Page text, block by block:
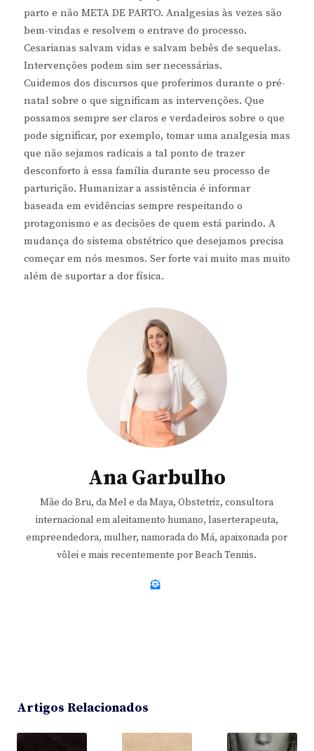
parto e não META DE PARTO. Analgesias às vezes são
bem-vindas e resolvem o entrave do processo.
Cesarianas salvam vidas e salvam bebês de sequelas.
Intervenções podem sim ser necessárias.
Cuidemos dos discursos que proferimos durante o pré-
natal sobre o que significam as intervenções. Que
possamos sempre ser claros e verdadeiros sobre o que
pode significar, por exemplo, tomar uma analgesia mas
que não sejamos radicais a tal ponto de trazer
desconforto à essa família durante seu processo de
parturição. Humanizar a assistência é informar
baseada em evidências sempre respeitando o
protagonismo e as decisões de quem está parindo. A
mudança do sistema obstétrico que desejamos precisa
começar em nós mesmos. Ser forte vai muito mas muito
além de suportar a dor física.
Ana Garbulho
Mãe do Bru, da Mel e da Maya, Obstetriz, consultora
internacional em aleitamento humano, laserterapeuta,
empreendedora, mulher, namorada do Má, apaixonada por
vôlei e mais recentemente por Beach Tennis.
Artigos Relacionados